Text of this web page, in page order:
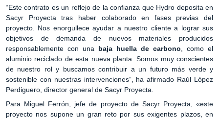
“Este contrato es un reflejo de la confianza que Hydro deposita en
Sacyr Proyecta tras haber colaborado en fases previas del
proyecto. Nos enorgullece ayudar a nuestro cliente a lograr sus
objetivos de demanda de nuevos materiales producidos
responsablemente con una baja huella de carbono, como el
aluminio reciclado de esta nueva planta. Somos muy conscientes
de nuestro rol y buscamos contribuir a un futuro más verde y
sostenible con nuestras intervenciones”, ha afirmado Raúl López
Perdiguero, director general de Sacyr Proyecta.
Para Miguel Ferrón, jefe de proyecto de Sacyr Proyecta, «este
proyecto nos supone un gran reto por sus exigentes plazos, en